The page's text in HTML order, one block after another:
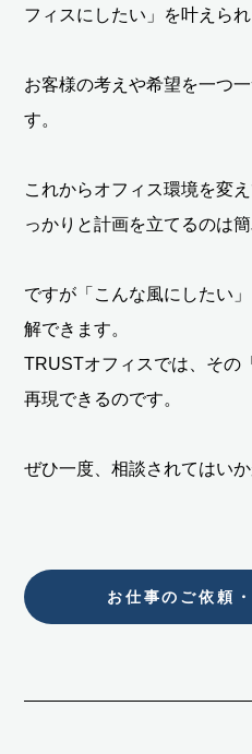
フィスにしたい」を叶えられ
お客様の考えや希望を一つ
す。
これからオフィス環境を変
っかりと計画を立てるのは
ですが「こんな風にしたい
解できます。
TRUSTオフィスでは、その
再現できるのです。
ぜひ一度、相談されてはいか
お仕事のご依頼